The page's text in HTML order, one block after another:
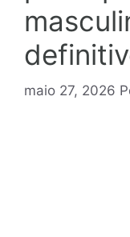
maio 27, 2026